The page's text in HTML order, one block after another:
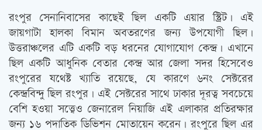
রংপুর সেনানিবাসের কাছেই ছিল একটি এয়ার স্ট্রিট। এই
জায়গাটা হালকা বিমান অবতরণের জন্য উপযোগী ছিল।
উত্তরাঞ্চলের এটি একটি বড় ধরনের যোগাযোগ কেন্দ্র। এখানে
ছিল একটি আধুনিক বেতার কেন্দ্র আর জেলা সদর হিসেবেও
রংপুরের যথেষ্ট খ্যাতি রয়েছে, যে কারণে ৬নং সেক্টরের
কেন্দ্রবিন্দু ছিল রংপুর। এই সেক্টরের সাথে ঢাকার দূরত্ব সবচেয়ে
বেশি হওয়া সত্ত্বেও জেনারেল নিয়াজি এই এলাকার প্রতিরক্ষার
জন্য ১৬ পদাতিক ডিভিশন মোতায়েন করেন। রংপুরে ছিল এর